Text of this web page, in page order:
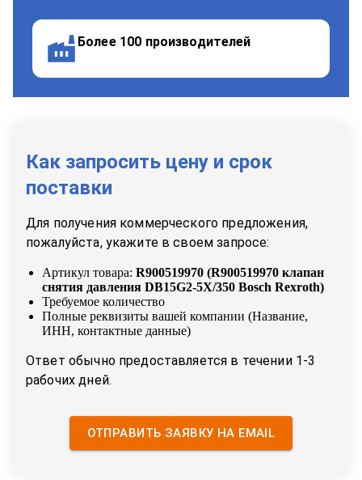
Более 100 производителей
Как запросить цену и срок
поставки
Для получения коммерческого предложения,
пожалуйста, укажите в своем запросе:
Артикул товара: R900519970 (R900519970 клапан
снятия давления DB15G2-5X/350 Bosch Rexroth)
Требуемое количество
Полные реквизиты вашей компании (Название,
ИНН, контактные данные)
Ответ обычно предоставляется в течении 1-3
рабочих дней.
ОТПРАВИТЬ ЗАЯВКУ НА EMAIL